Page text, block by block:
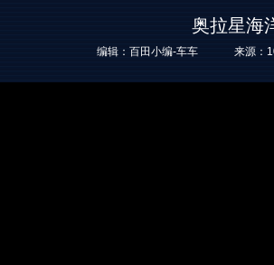
奥拉星海
编辑：百田小编-车车 来源：